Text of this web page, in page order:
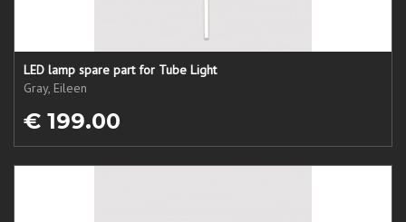
LED lamp spare part for Tube Light
Gray, Eileen
€ 199.00